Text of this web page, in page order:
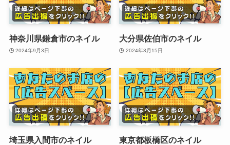
神奈川県鎌倉市のネイル
2024年9月3日
大分県佐伯市のネイル
2024年3月15日
埼玉県入間市のネイル 東京都板橋区のネイル